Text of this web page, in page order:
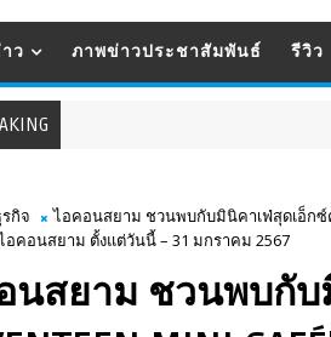
ว ภาพข่าวประชาสัมพันธ์ รีวิว
กิจ
ไอคอนสยาม ชวนพบกับมินิคาเฟ่สุดเอ็กซ์ค
อคอนสยาม ตั้งแต่วันนี้ – 31 มกราคม 2567
นสยาม ชวนพบกั